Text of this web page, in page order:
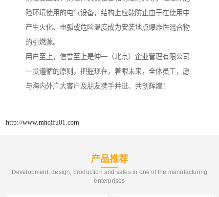
险环境使用的电气设备，结构上应能防止由于在使用中
产生火化、电弧或危险温度成为安装地点爆炸性混合物
的引燃源。
用户至上，信誉至上是仲一（北京）企业管理有限公司
一贯遵循的原则，把握现在，着眼未来，全体员工，愿
与海内外广大客户及朋友携手并进、共创辉煌！
http://www.mhqifu01.com
产品推荐
Development, design, production and sales in one of the manufacturing
enterprises